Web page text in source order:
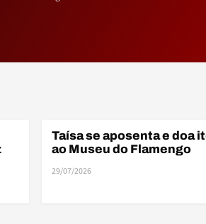
ELENCO
Taísa se aposenta e doa
ao Museu do Flamengo
29/07/2026